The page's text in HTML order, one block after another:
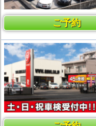
ご予約